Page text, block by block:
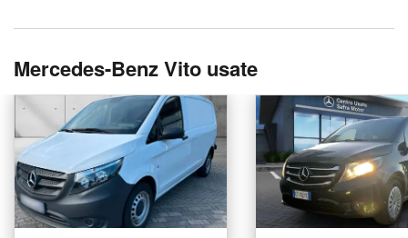
Mercedes-Benz Vito usate